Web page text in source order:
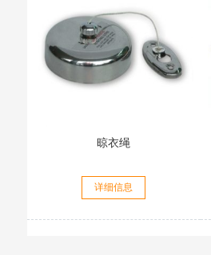
晾衣绳
详细信息